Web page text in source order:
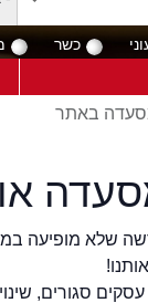
כשר
באתר
שלא מופיעה
עסקים סגורים,